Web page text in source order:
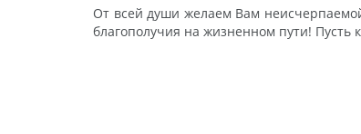
От всей души желаем Вам
благополучия на жизненном пути!